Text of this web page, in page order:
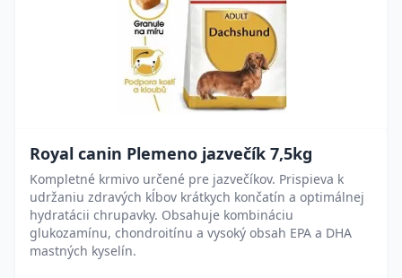
Royal canin Plemeno jazvečík 7,5kg
Kompletné krmivo určené pre jazvečíkov. Prispieva k
udržaniu zdravých kĺbov krátkych končatín a optimálnej
hydratácii chrupavky. Obsahuje kombináciu
glukozamínu, chondroitínu a vysoký obsah EPA a DHA
mastných kyselín.